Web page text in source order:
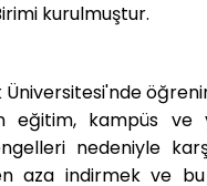
kurulmuştur.
Üniversitesi'nde
eğitim, kampüs ve
nedeniyle
aza indirmek ve